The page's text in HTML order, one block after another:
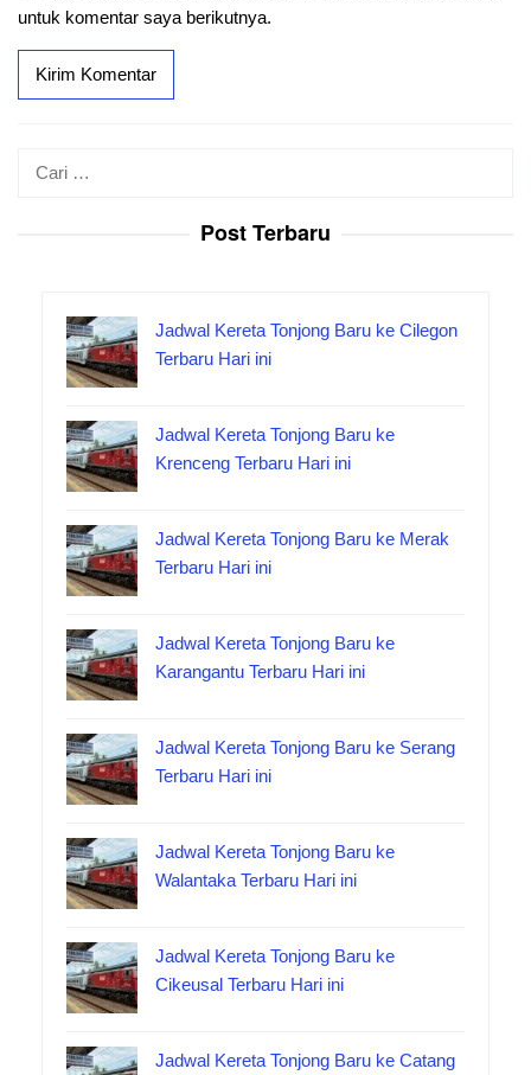
untuk komentar saya berikutnya.
Post Terbaru
Jadwal Kereta Tonjong Baru ke Cilegon
Terbaru Hari ini
Jadwal Kereta Tonjong Baru ke
Krenceng Terbaru Hari ini
Jadwal Kereta Tonjong Baru ke Merak
Terbaru Hari ini
Jadwal Kereta Tonjong Baru ke
Karangantu Terbaru Hari ini
Jadwal Kereta Tonjong Baru ke Serang
Terbaru Hari ini
Jadwal Kereta Tonjong Baru ke
Walantaka Terbaru Hari ini
Jadwal Kereta Tonjong Baru ke
Cikeusal Terbaru Hari ini
Jadwal Kereta Tonjong Baru ke Catang